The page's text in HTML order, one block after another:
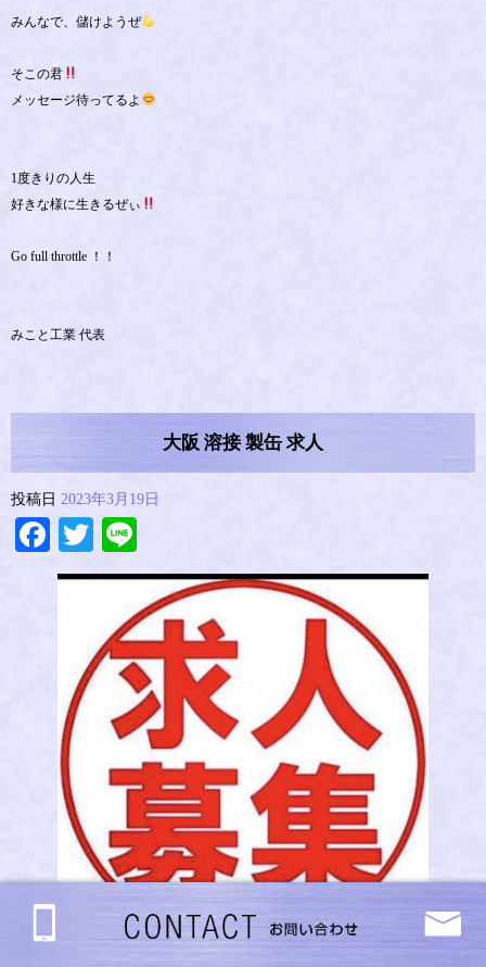
みんなで、儲けようぜ
そこの君
メッセージ待ってるよ
1度きりの人生
好きな様に生きるぜぃ
Go full throttle ！！
みこと工業 代表
大阪 溶接 製缶 求人
投稿日 2023年3月19日
Facebook
Twitter